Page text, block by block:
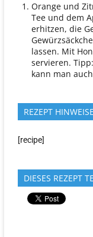
Orange und
Tee und dem
erhitzen, die
lassen. Mit
servieren.
kann man
REZEPT HINWEISE
[recipe]
DIESES REZEPT